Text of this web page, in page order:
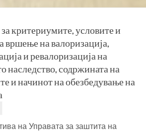
критериумите, условите и
вршење на валоризација,
и ревалоризација на
наследство, содржината на
и начинот на обезбедување на
на Управата за заштита на